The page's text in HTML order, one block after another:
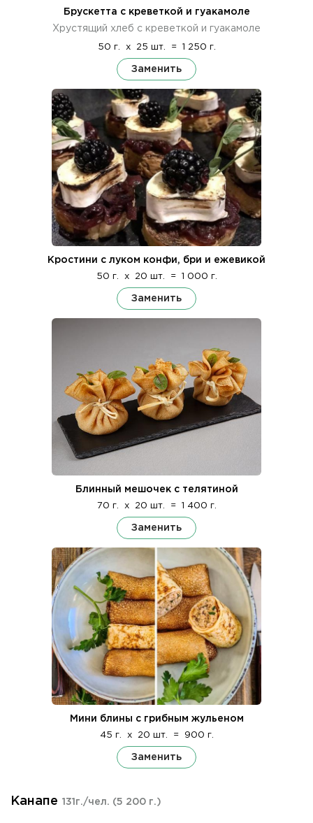
Брускетта с креветкой и гуакамоле
Хрустящий хлеб с креветкой и гуакамоле
50 г. x 25 шт. = 1 250 г.
Заменить
Кростини с луком конфи, бри и ежевикой
50 г. x 20 шт. = 1 000 г.
Заменить
Блинный мешочек с телятиной
70 г. x 20 шт. = 1 400 г.
Заменить
Мини блины с грибным жульеном
45 г. x 20 шт. = 900 г.
Заменить
Канапе 131г./чел. (5 200 г.)